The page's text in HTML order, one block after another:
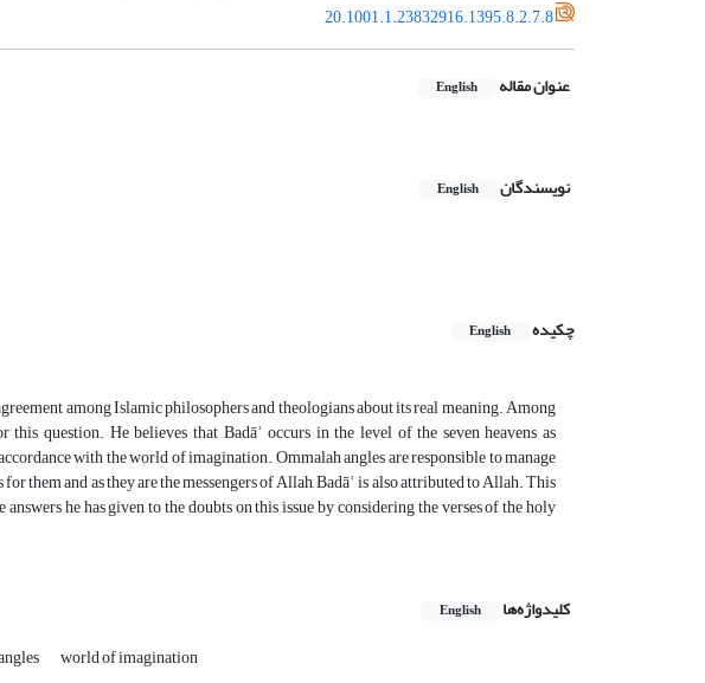
20.1001.1.23832916.1395.8.2.7.8
عنوان مقاله English
نویسندگان English
چکیده
English
among Islamic philosophers and theologians about its real meaning. Among
question. He believes that Badāʾ occurs in the level of the seven heavens as
with the world of imagination. Ommalah angles are responsible to manage
them and as they are the messengers of Allah, Badāʾ is also attributed to Allah. This
he has given to the doubts on this issue by considering the verses of the holy
کلیدواژه‌ها English
world of imagination